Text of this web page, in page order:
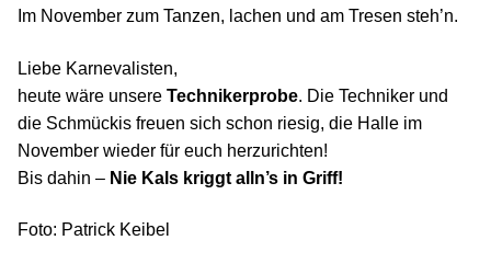
Im November zum Tanzen, lachen und am Tresen steh’n.
Liebe Karnevalisten,
heute wäre unsere Technikerprobe. Die Techniker und
die Schmückis freuen sich schon riesig, die Halle im
November wieder für euch herzurichten!
Bis dahin – Nie Kals kriggt alln’s in Griff!
Foto: Patrick Keibel